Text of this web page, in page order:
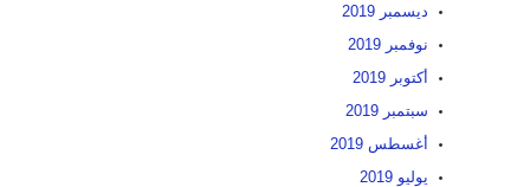
ديسمبر 2019
نوفمبر 2019
أكتوبر 2019
سبتمبر 2019
أغسطس 2019
يوليو 2019